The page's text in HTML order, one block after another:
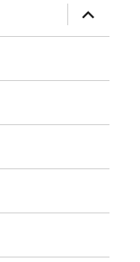
ouvrir
le
sous-